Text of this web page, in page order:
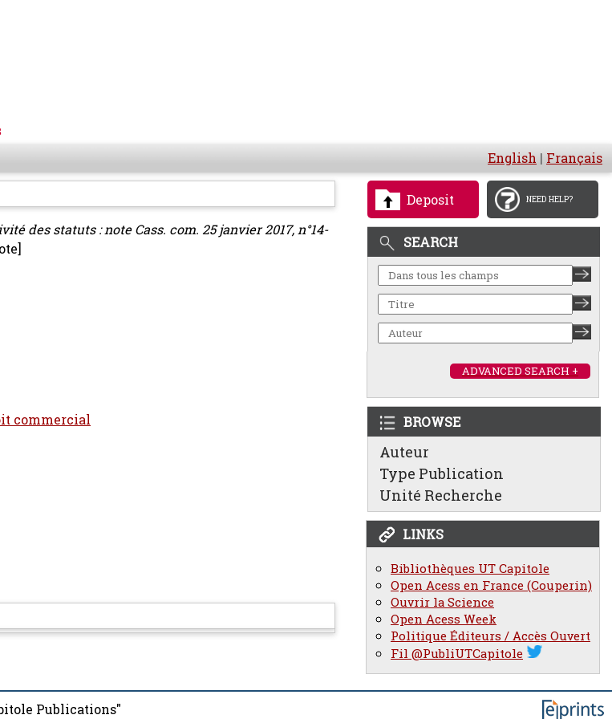
English | Français
Deposit NEED HELP?
SEARCH
ADVANCED SEARCH +
BROWSE
Auteur
Type Publication
Unité Recherche
LINKS
Bibliothèques UT Capitole
Open Acess en France (Couperin)
Ouvrir la Science
Open Acess Week
Politique Éditeurs / Accès Ouvert
Fil @PubliUTCapitole
des statuts : note Cass. com. 25 janvier 2017, n°14-
commercial
Publications"